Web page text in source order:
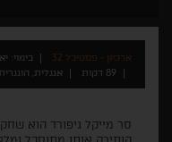
ארכיון - פסטיבל 32 בימוי:
89 דקות
אנגלית, הונגרית
סר מייקל גיפורד הוא